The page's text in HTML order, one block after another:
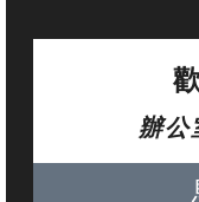
辦公